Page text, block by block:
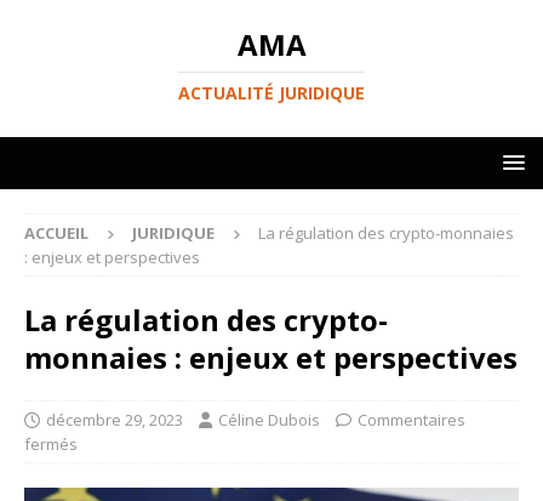
AMA
ACTUALITÉ JURIDIQUE
ACCUEIL JURIDIQUE
La régulation des crypto-monnaies
: enjeux et perspectives
La régulation des crypto-
monnaies : enjeux et perspectives
décembre 29, 2023 Céline Dubois
Commentaires
fermés